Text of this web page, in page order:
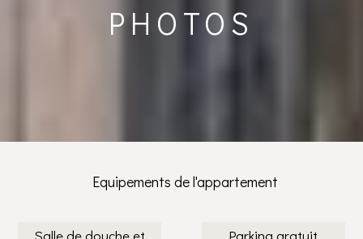
PHOTOS
Equipements de l'appartement